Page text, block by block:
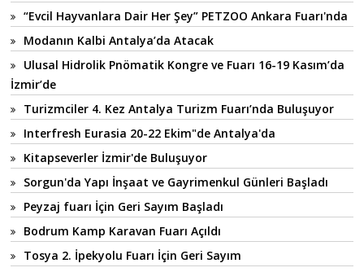
“Evcil Hayvanlara Dair Her Şey” PETZOO Ankara Fuarı'nda
Modanın Kalbi Antalya’da Atacak
Ulusal Hidrolik Pnömatik Kongre ve Fuarı 16-19 Kasım’da
İzmir’de
Turizmciler 4. Kez Antalya Turizm Fuarı’nda Buluşuyor
Interfresh Eurasia 20-22 Ekim"de Antalya'da
Kitapseverler İzmir'de Buluşuyor
Sorgun'da Yapı İnşaat ve Gayrimenkul Günleri Başladı
Peyzaj fuarı İçin Geri Sayım Başladı
Bodrum Kamp Karavan Fuarı Açıldı
Tosya 2. İpekyolu Fuarı İçin Geri Sayım